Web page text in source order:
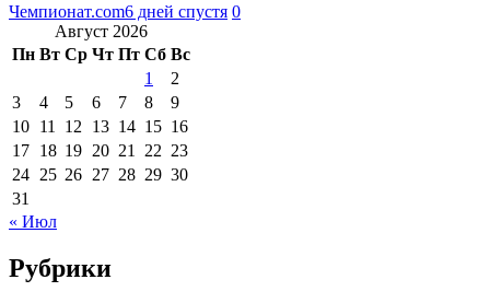
Чемпионат.com6 дней спустя 0
Август 2026
Пн Вт Ср Чт Пт Сб Вс
1
2
3
4 5 6 7 8
9
10 11 12 13 14 15 16
17 18 19 20 21 22 23
24 25 26 27 28 29 30
31
« Июл
Рубрики